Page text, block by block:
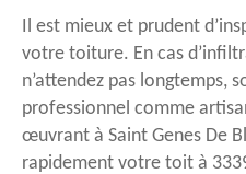
Il est mieux et prudent
votre toiture. En cas
n’attendez pas longtemps,
professionnel comme
œuvrant à Saint Genes De
rapidement votre toit à